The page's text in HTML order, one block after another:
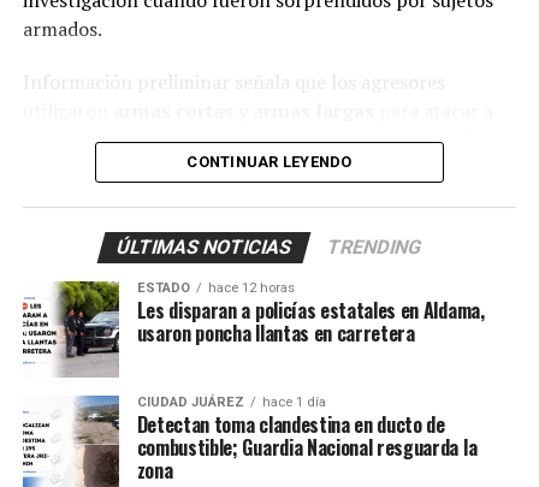
armados.
Información preliminar señala que los agresores
los agentes, quienes repelieron la agresión. Hasta el
momento, las autoridades no han informado de manera
como consecuencia del enfrentamiento.
Tras el ataque, elementos de los tres órdenes de
gobierno desplegaron un operativo en el sector para
localizar a los responsables y asegurar la zona.
Se espera que en las próximas horas la Fiscalía General
del Estado emita información oficial sobre lo ocurrido y
el saldo del ataque.
CONTINUAR LEYENDO
ÚLTIMAS NOTICIAS TRENDING
ESTADO hace 12 horas
Les disparan a policías estatales en Aldama,
usaron poncha llantas en carretera
CIUDAD JUÁREZ hace 1 día
Detectan toma clandestina en ducto de
combustible; Guardia Nacional resguarda la
zona